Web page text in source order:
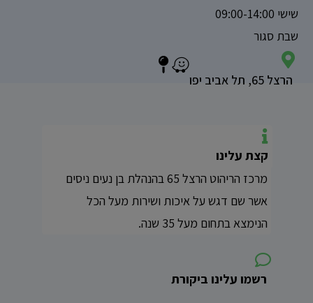
שישי 09:00-14:00
שבת סגור
הרצל 65, תל אביב יפו
קצת עלינו
מרכז הריהוט הרצל 65 בהנהלת בן נעים ניסים
אשר שם דגש על איכות ושירות מעל הכל
הנימצא בתחום מעל 35 שנה.
רשמו עלינו ביקורת